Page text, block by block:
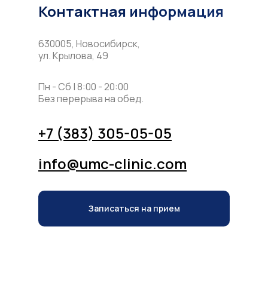
Контактная информация
630005, Новосибирск,
ул. Крылова, 49
Пн - Сб | 8:00 - 20:00
Без перерыва на обед.
+7 (383) 305-05-05
info@umc-clinic.com
Записаться на прием